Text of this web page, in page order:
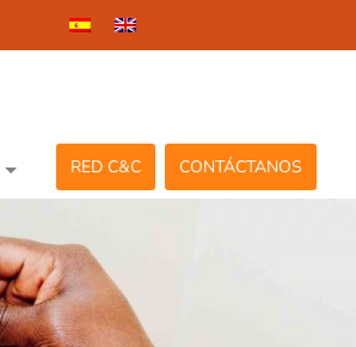
RED C&C CONTÁCTANOS